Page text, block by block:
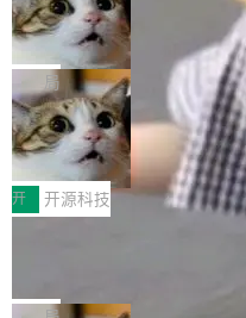
一是如何让大模型和智能体应
向生产，二是如何让测试团队
ean 表示是否可切换，
色方案、深色方案——会产生
合。方案缺了、配置冲突了、
哪些组合有效，作者说，你得
者部落知识"。 换个写法。
变体：Switchable...
做，没什么新鲜的。 但
r 上把事情说清楚了： 今天我
re OS，一个带连接器的聊天
有科技公司做的一样。只不过
样。这是 Sandstorm.io 的重
那个创业公司。不同的是，这
lare Workers 上——我花了九
——并且深度集成了 AI。这基
Deno 团队开源 Celld，可
布式 Durable Objects
Ryan Dahl 领导的 Deno 团
目 Celld，一个能在自己机器
Workers 和 Durable Objects
计思路很直接：每个对象是一
数据库，按名称寻址，复制到
存储库里。节点之间只通过
没有控制平面，没有共识协议
个小型数据库，应用天然按分
库的竞争和爆炸半径问题在设
了。 闲置的 cell 会休眠到几
局
鲁大师7月新机性能/流畅/
性能、流畅双第一，三星
新折叠缺席
2026年7月的手机市场，由于
增，手机厂商的日子也不好过
放缓，因此硝烟味淡了许多。
Fold8 / Z Flip8）外，其余要
例如iQOO Z11i、REDMI
开 开源科技
Zed 编辑器团队发布了新项
个在 git commit 之间记录每